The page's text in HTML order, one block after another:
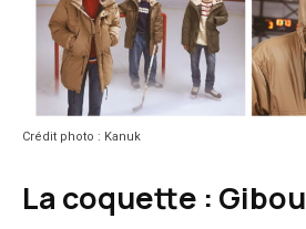
Crédit photo : Kanuk
La coquette : Gibou